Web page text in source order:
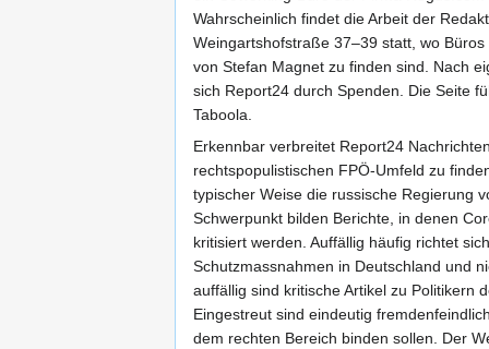
Wahrscheinlich findet die Arbeit der
Weingartshofstraße 37–39 statt, wo
von Stefan Magnet zu finden sind. Nach
sich Report24 durch Spenden. Die Seite
Taboola.
Erkennbar verbreitet Report24
rechtspopulistischen FPÖ-Umfeld zu
typischer Weise die russische Regierung
Schwerpunkt bilden Berichte, in denen
kritisiert werden. Auffällig häufig richtet
Schutzmassnahmen in Deutschland und
auffällig sind kritische Artikel zu Politikern
Eingestreut sind eindeutig
dem rechten Bereich binden sollen. Der